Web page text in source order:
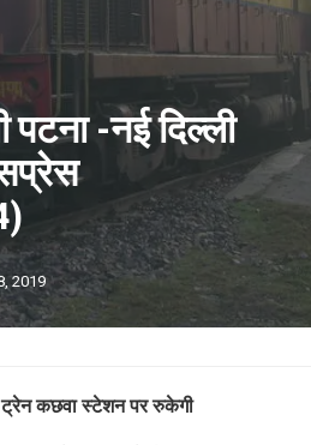
पटना -नई दिल्ली
2019
कछवा स्टेशन पर रुकेगी